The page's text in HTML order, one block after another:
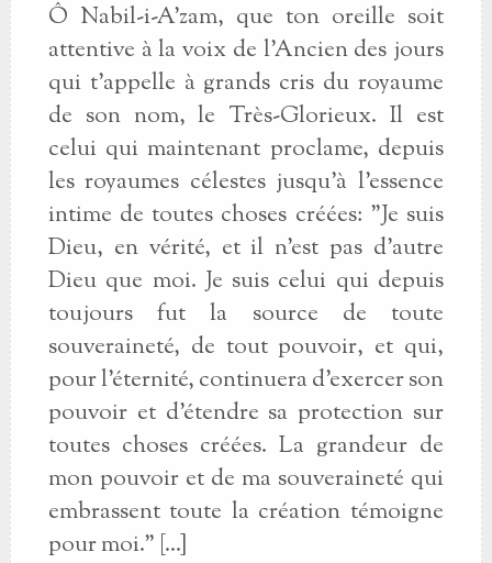
Ô Nabil-i-A'zam, que ton oreille soit
attentive à la voix de l'Ancien des jours
qui t'appelle à grands cris du royaume
de son nom, le Très-Glorieux. Il est
celui qui maintenant proclame, depuis
les royaumes célestes jusqu'à l'essence
intime de toutes choses créées: "Je suis
Dieu, en vérité, et il n'est pas d'autre
Dieu que moi. Je suis celui qui depuis
toujours fut la source de toute
souveraineté, de tout pouvoir, et qui,
pour l'éternité, continuera d'exercer son
pouvoir et d'étendre sa protection sur
toutes choses créées. La grandeur de
mon pouvoir et de ma souveraineté qui
embrassent toute la création témoigne
pour moi." [...]